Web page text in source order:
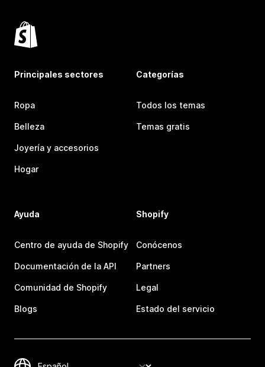
Principales sectores
Ropa
Belleza
Joyería y accesorios
Hogar
Categorías
Todos los temas
Temas gratis
Ayuda
Centro de ayuda de Shopify
Documentación de la API
Comunidad de Shopify
Blogs
Shopify
Conócenos
Partners
Legal
Estado del servicio